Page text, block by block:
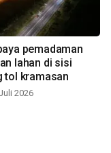
pemadaman
lahan di sisi
tol kramasan
2026